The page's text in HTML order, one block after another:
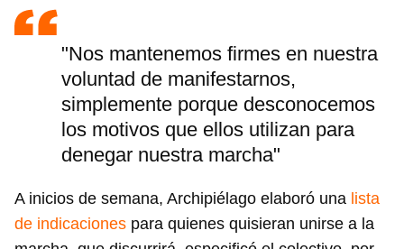
"Nos mantenemos firmes en nuestra
voluntad de manifestarnos,
simplemente porque desconocemos
los motivos que ellos utilizan para
denegar nuestra marcha"
A inicios de semana, Archipiélago elaboró una lista
de indicaciones para quienes quisieran unirse a la